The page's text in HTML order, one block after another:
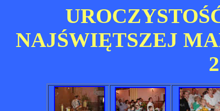
NAJŚWIĘTSZEJ